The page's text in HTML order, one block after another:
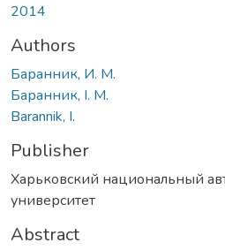
2014
Authors
Баранник, И. М.
Баранник, І. М.
Barannik, І.
Publisher
Харьковский национальный
университет
Abstract